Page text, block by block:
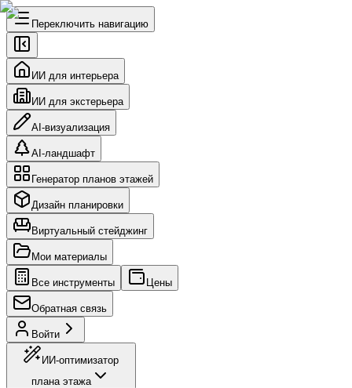
Переключить навигацию
ИИ для интерьера
ИИ для экстерьера
AI-визуализация
AI-ландшафт
Генератор планов этажей
Дизайн планировки
Виртуальный стейджинг
Мои материалы
Все инструменты Цены
Обратная связь
Войти
ИИ-оптимизатор
плана этажа